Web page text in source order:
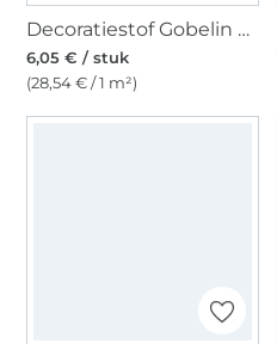
Decoratiestof Gobelin Fancy paneel stag, 46 x 46 cm
6,05 € / stuk
(28,54 € / 1 m²)